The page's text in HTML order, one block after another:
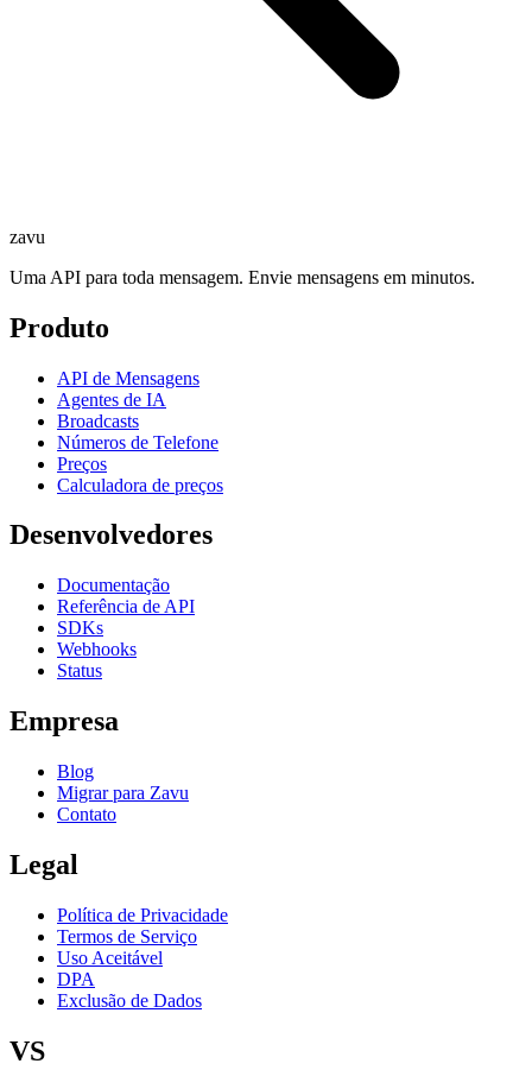
zavu
Uma API para toda mensagem. Envie mensagens em minutos.
Produto
API de Mensagens
Agentes de IA
Broadcasts
Números de Telefone
Preços
Calculadora de preços
Desenvolvedores
Documentação
Referência de API
SDKs
Webhooks
Status
Empresa
Blog
Migrar para Zavu
Contato
Legal
Política de Privacidade
Termos de Serviço
Uso Aceitável
DPA
Exclusão de Dados
VS